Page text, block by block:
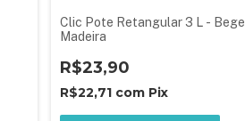
Clic Pote Retangular 3 L - Bege
Madeira
R$23,90
R$22,71 com Pix